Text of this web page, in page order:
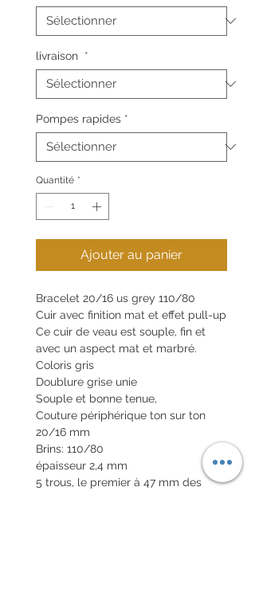
livraison *
Pompes rapides *
Quantité *
Ajouter au panier
Bracelet 20/16 us grey 110/80
Cuir avec finition mat et effet pull-up
Ce cuir de veau est souple, fin et
avec un aspect mat et marbré.
Coloris gris
Doublure grise unie
Souple et bonne tenue,
Couture périphérique ton sur ton
20/16 mm
Brins: 110/80
épaisseur 2,4 mm
5 trous, le premier à 47 mm des